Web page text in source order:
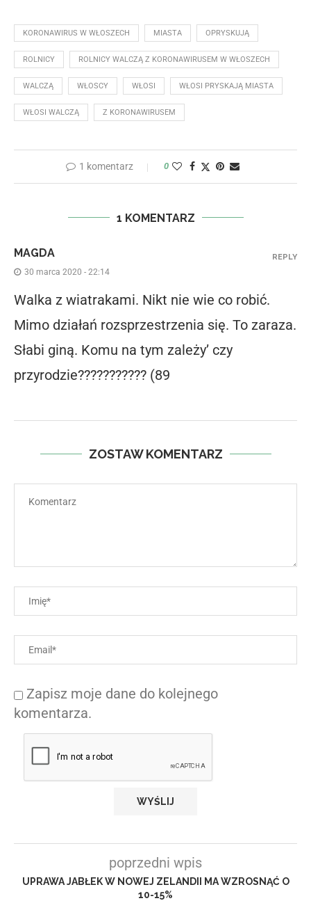
KORONAWIRUS W WŁOSZECH MIASTA OPRYSKUJĄ
ROLNICY ROLNICY WALCZĄ Z KORONAWIRUSEM W WŁOSZECH
WALCZĄ WŁOSCY WŁOSI WŁOSI PRYSKAJĄ MIASTA
WŁOSI WALCZĄ Z KORONAWIRUSEM
1 komentarz 0
1 KOMENTARZ
MAGDA
30 marca 2020 - 22:14
Walka z wiatrakami. Nikt nie wie co robić.
Mimo działań rozsprzestrzenia się. To zaraza.
Słabi giną. Komu na tym zależy’ czy
przyrodzie??????????? (89
REPLY
ZOSTAW KOMENTARZ
Zapisz moje dane do kolejnego
komentarza.
poprzedni wpis
UPRAWA JABŁEK W NOWEJ ZELANDII MA WZROSNĄĆ O
10-15%